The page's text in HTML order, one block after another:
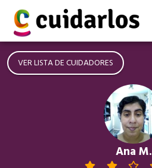
VER LISTA DE CUIDADORES
Ana M.